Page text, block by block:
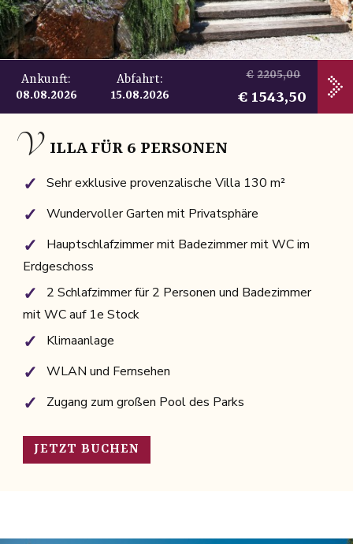
V ILLA FÜR 6 PERSONEN
Sehr exklusive provenzalische Villa 130 m²
Wundervoller Garten mit Privatsphäre
Hauptschlafzimmer mit Badezimmer mit WC im
Erdgeschoss
2 Schlafzimmer für 2 Personen und Badezimmer
mit WC auf 1e Stock
Klimaanlage
WLAN und Fernsehen
Zugang zum großen Pool des Parks
JETZT BUCHEN
Ankunft:
08.08.2026
Abfahrt:
15.08.2026
2205,00
1543,50